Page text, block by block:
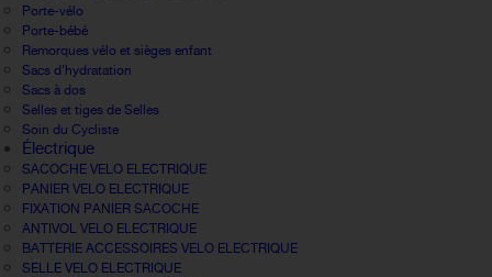
Porte-vélo
Porte-bébé
Remorques vélo et sièges enfant
Sacs d'hydratation
Sacs à dos
Selles et tiges de Selles
Soin du Cycliste
Électrique
SACOCHE VELO ELECTRIQUE
PANIER VELO ELECTRIQUE
FIXATION PANIER SACOCHE
ANTIVOL VELO ELECTRIQUE
BATTERIE ACCESSOIRES VELO ELECTRIQUE
SELLE VELO ELECTRIQUE